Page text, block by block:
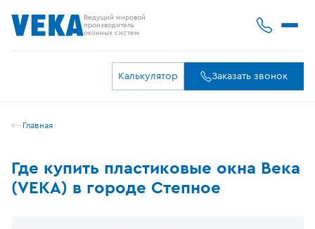
Ведущий мировой
производитель
оконных систем
Калькулятор Заказать звонок
Главная
Где купить пластиковые окна Века
(VEKA) в городе Степное